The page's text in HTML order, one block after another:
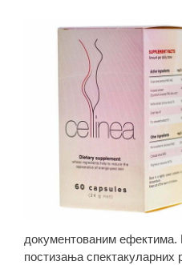
документованим ефектима.
постизања спектакуларних